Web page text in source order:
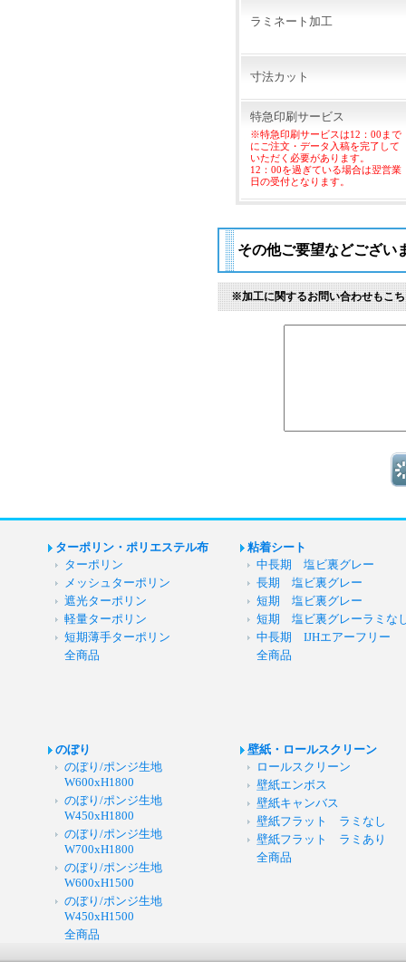
ラミネート加工
寸法カット
特急印刷サービス
※特急印刷サービスは12：00まで
にご注文・データ入稿を完了して
いただく必要があります。
12：00を過ぎている場合は翌営業
日の受付となります。
その他ご要望などござい
※加工に関するお問い合わせもこ
ターポリン・ポリエステル布
ターポリン
メッシュターポリン
遮光ターポリン
軽量ターポリン
短期薄手ターポリン
全商品
粘着シート
中長期 塩ビ裏グレー
長期 塩ビ裏グレー
短期 塩ビ裏グレー
短期 塩ビ裏グレーラミな
中長期 IJHエアーフリー
全商品
のぼり
のぼり/ポンジ生地
W600xH1800
のぼり/ポンジ生地
W450xH1800
のぼり/ポンジ生地
W700xH1800
のぼり/ポンジ生地
W600xH1500
のぼり/ポンジ生地
W450xH1500
全商品
壁紙・ロールスクリーン
ロールスクリーン
壁紙エンボス
壁紙キャンバス
壁紙フラット ラミなし
壁紙フラット ラミあり
全商品